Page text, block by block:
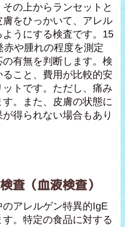
の上からランセットと
をひっかいて、アレル
うにする検査です。15
赤や腫れの程度を測定
有無を判断します。検
こと、費用が比較的安
トです。ただし、痛み
。また、皮膚の状態に
得られない場合もあり
査（血液検査）
アレルゲン特異的IgE
。特定の食品に対する